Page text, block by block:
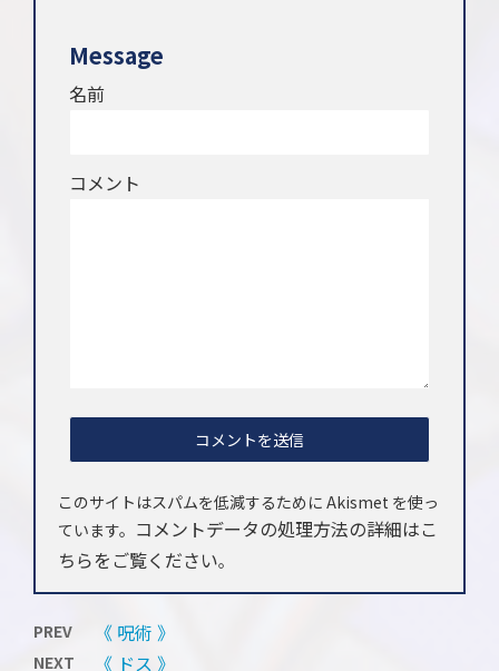
Message
名前
コメント
このサイトはスパムを低減するために Akismet を使っ
ています。 コメントデータの処理方法の詳細はこ
ちらをご覧ください。
PREV 《 呪術 》
NEXT 《 ドス 》